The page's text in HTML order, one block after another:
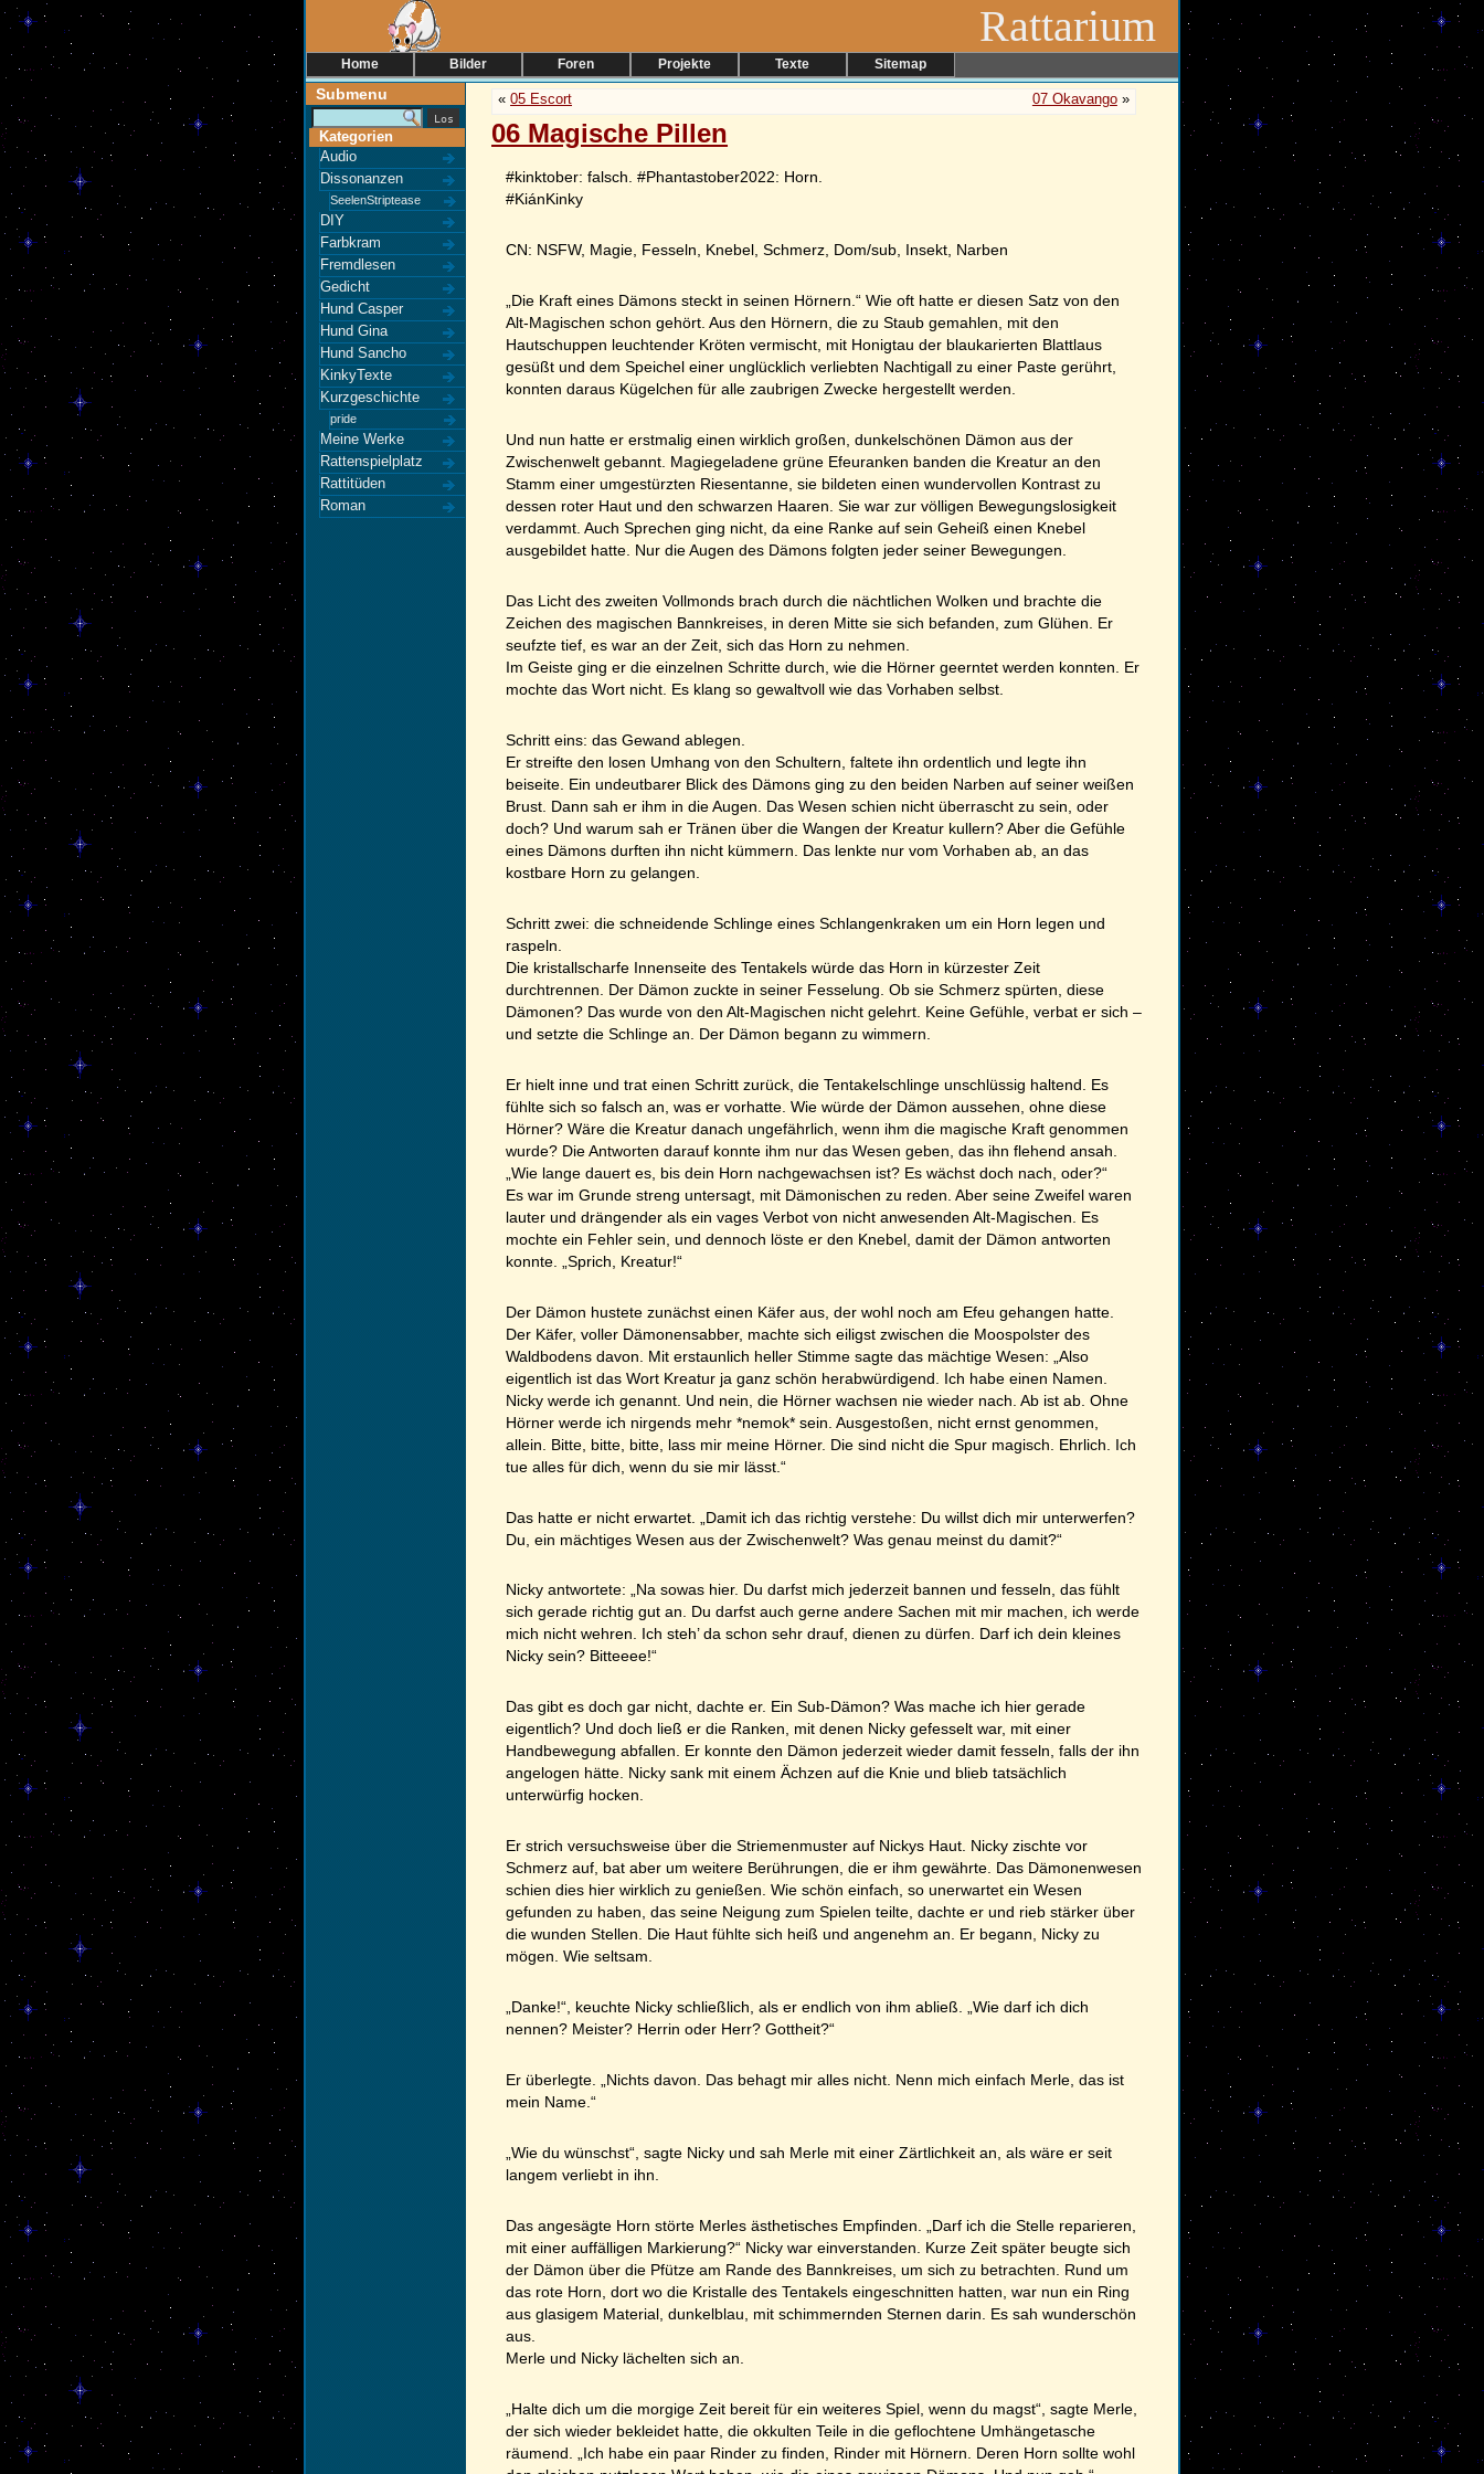
Rattarium
Home Bilder Foren Projekte Texte Sitemap
Submenu
Kategorien
Audio
Dissonanzen
SeelenStriptease
DIY
Farbkram
Fremdlesen
Gedicht
Hund Casper
Hund Gina
Hund Sancho
KinkyTexte
Kurzgeschichte
pride
Meine Werke
Rattenspielplatz
Rattitüden
Roman
«05 Escort 07 Okavango»
06 Magische Pillen
#kinktober: falsch. #Phantastober2022: Horn.
#KiánKinky
CN: NSFW, Magie, Fesseln, Knebel, Schmerz, Dom/sub, Insekt, Narben
„Die Kraft eines Dämons steckt in seinen Hörnern.“ Wie oft hatte er diesen Satz von den
Alt-Magischen schon gehört. Aus den Hörnern, die zu Staub gemahlen, mit den
Hautschuppen leuchtender Kröten vermischt, mit Honigtau der blaukarierten Blattlaus
gesüßt und dem Speichel einer unglücklich verliebten Nachtigall zu einer Paste gerührt,
konnten daraus Kügelchen für alle zaubrigen Zwecke hergestellt werden.
Und nun hatte er erstmalig einen wirklich großen, dunkelschönen Dämon aus der
Zwischenwelt gebannt. Magiegeladene grüne Efeuranken banden die Kreatur an den
Stamm einer umgestürzten Riesentanne, sie bildeten einen wundervollen Kontrast zu
dessen roter Haut und den schwarzen Haaren. Sie war zur völligen Bewegungslosigkeit
verdammt. Auch Sprechen ging nicht, da eine Ranke auf sein Geheiß einen Knebel
ausgebildet hatte. Nur die Augen des Dämons folgten jeder seiner Bewegungen.
Das Licht des zweiten Vollmonds brach durch die nächtlichen Wolken und brachte die
Zeichen des magischen Bannkreises, in deren Mitte sie sich befanden, zum Glühen. Er
seufzte tief, es war an der Zeit, sich das Horn zu nehmen.
Im Geiste ging er die einzelnen Schritte durch, wie die Hörner geerntet werden konnten. Er
mochte das Wort nicht. Es klang so gewaltvoll wie das Vorhaben selbst.
Schritt eins: das Gewand ablegen.
Er streifte den losen Umhang von den Schultern, faltete ihn ordentlich und legte ihn
beiseite. Ein undeutbarer Blick des Dämons ging zu den beiden Narben auf seiner weißen
Brust. Dann sah er ihm in die Augen. Das Wesen schien nicht überrascht zu sein, oder
doch? Und warum sah er Tränen über die Wangen der Kreatur kullern? Aber die Gefühle
eines Dämons durften ihn nicht kümmern. Das lenkte nur vom Vorhaben ab, an das
kostbare Horn zu gelangen.
Schritt zwei: die schneidende Schlinge eines Schlangenkraken um ein Horn legen und
raspeln.
Die kristallscharfe Innenseite des Tentakels würde das Horn in kürzester Zeit
durchtrennen. Der Dämon zuckte in seiner Fesselung. Ob sie Schmerz spürten, diese
Dämonen? Das wurde von den Alt-Magischen nicht gelehrt. Keine Gefühle, verbat er sich –
und setzte die Schlinge an. Der Dämon begann zu wimmern.
Er hielt inne und trat einen Schritt zurück, die Tentakelschlinge unschlüssig haltend. Es
fühlte sich so falsch an, was er vorhatte. Wie würde der Dämon aussehen, ohne diese
Hörner? Wäre die Kreatur danach ungefährlich, wenn ihm die magische Kraft genommen
wurde? Die Antworten darauf konnte ihm nur das Wesen geben, das ihn flehend ansah.
„Wie lange dauert es, bis dein Horn nachgewachsen ist? Es wächst doch nach, oder?“
Es war im Grunde streng untersagt, mit Dämonischen zu reden. Aber seine Zweifel waren
lauter und drängender als ein vages Verbot von nicht anwesenden Alt-Magischen. Es
mochte ein Fehler sein, und dennoch löste er den Knebel, damit der Dämon antworten
konnte. „Sprich, Kreatur!“
Der Dämon hustete zunächst einen Käfer aus, der wohl noch am Efeu gehangen hatte.
Der Käfer, voller Dämonensabber, machte sich eiligst zwischen die Moospolster des
Waldbodens davon. Mit erstaunlich heller Stimme sagte das mächtige Wesen: „Also
eigentlich ist das Wort Kreatur ja ganz schön herabwürdigend. Ich habe einen Namen.
Nicky werde ich genannt. Und nein, die Hörner wachsen nie wieder nach. Ab ist ab. Ohne
Hörner werde ich nirgends mehr *nemok* sein. Ausgestoßen, nicht ernst genommen,
allein. Bitte, bitte, bitte, lass mir meine Hörner. Die sind nicht die Spur magisch. Ehrlich. Ich
tue alles für dich, wenn du sie mir lässt.“
Das hatte er nicht erwartet. „Damit ich das richtig verstehe: Du willst dich mir unterwerfen?
Du, ein mächtiges Wesen aus der Zwischenwelt? Was genau meinst du damit?“
Nicky antwortete: „Na sowas hier. Du darfst mich jederzeit bannen und fesseln, das fühlt
sich gerade richtig gut an. Du darfst auch gerne andere Sachen mit mir machen, ich werde
mich nicht wehren. Ich steh’ da schon sehr drauf, dienen zu dürfen. Darf ich dein kleines
Nicky sein? Bitteeee!“
Das gibt es doch gar nicht, dachte er. Ein Sub-Dämon? Was mache ich hier gerade
eigentlich? Und doch ließ er die Ranken, mit denen Nicky gefesselt war, mit einer
Handbewegung abfallen. Er konnte den Dämon jederzeit wieder damit fesseln, falls der ihn
angelogen hätte. Nicky sank mit einem Ächzen auf die Knie und blieb tatsächlich
unterwürfig hocken.
Er strich versuchsweise über die Striemenmuster auf Nickys Haut. Nicky zischte vor
Schmerz auf, bat aber um weitere Berührungen, die er ihm gewährte. Das Dämonenwesen
schien dies hier wirklich zu genießen. Wie schön einfach, so unerwartet ein Wesen
gefunden zu haben, das seine Neigung zum Spielen teilte, dachte er und rieb stärker über
die wunden Stellen. Die Haut fühlte sich heiß und angenehm an. Er begann, Nicky zu
mögen. Wie seltsam.
„Danke!“, keuchte Nicky schließlich, als er endlich von ihm abließ. „Wie darf ich dich
nennen? Meister? Herrin oder Herr? Gottheit?“
Er überlegte. „Nichts davon. Das behagt mir alles nicht. Nenn mich einfach Merle, das ist
mein Name.“
„Wie du wünschst“, sagte Nicky und sah Merle mit einer Zärtlichkeit an, als wäre er seit
langem verliebt in ihn.
Das angesägte Horn störte Merles ästhetisches Empfinden. „Darf ich die Stelle reparieren,
mit einer auffälligen Markierung?“ Nicky war einverstanden. Kurze Zeit später beugte sich
der Dämon über die Pfütze am Rande des Bannkreises, um sich zu betrachten. Rund um
das rote Horn, dort wo die Kristalle des Tentakels eingeschnitten hatten, war nun ein Ring
aus glasigem Material, dunkelblau, mit schimmernden Sternen darin. Es sah wunderschön
aus.
Merle und Nicky lächelten sich an.
„Halte dich um die morgige Zeit bereit für ein weiteres Spiel, wenn du magst“, sagte Merle,
der sich wieder bekleidet hatte, die okkulten Teile in die geflochtene Umhängetasche
räumend. „Ich habe ein paar Rinder zu finden, Rinder mit Hörnern. Deren Horn sollte wohl